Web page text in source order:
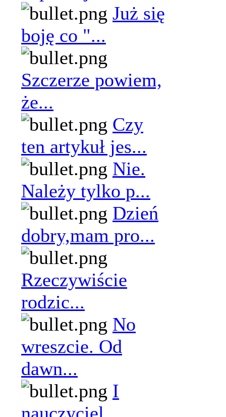
Już się
boję co "...
Szczerze powiem,
że...
Czy
ten artykuł jes...
Nie.
Należy tylko p...
Dzień
dobry,mam pro...
Rzeczywiście
rodzic...
No
wreszcie. Od
dawn...
I